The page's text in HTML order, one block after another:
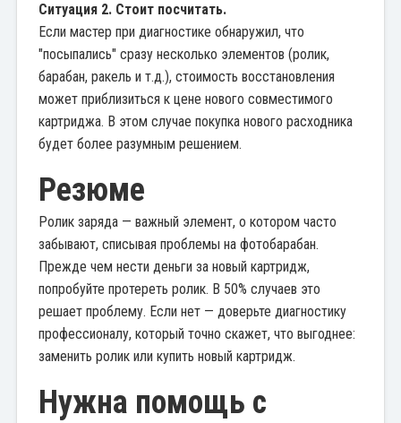
Ситуация 2. Стоит посчитать.
Если мастер при диагностике обнаружил, что
"посыпались" сразу несколько элементов (ролик,
барабан, ракель и т.д.), стоимость восстановления
может приблизиться к цене нового совместимого
картриджа. В этом случае покупка нового расходника
будет более разумным решением.
Резюме
Ролик заряда — важный элемент, о котором часто
забывают, списывая проблемы на фотобарабан.
Прежде чем нести деньги за новый картридж,
попробуйте протереть ролик. В 50% случаев это
решает проблему. Если нет — доверьте диагностику
профессионалу, который точно скажет, что выгоднее:
заменить ролик или купить новый картридж.
Нужна помощь с